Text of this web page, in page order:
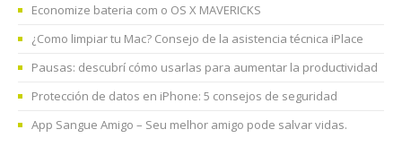
Economize bateria com o OS X MAVERICKS
¿Como limpiar tu Mac? Consejo de la asistencia técnica iPlace
Pausas: descubrí cómo usarlas para aumentar la productividad
Protección de datos en iPhone: 5 consejos de seguridad
App Sangue Amigo – Seu melhor amigo pode salvar vidas.